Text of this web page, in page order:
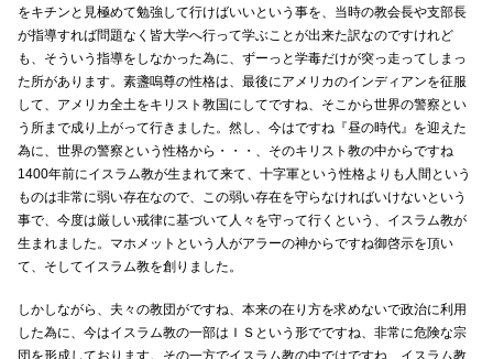
をキチンと見極めて勉強して行けばいいという事を、当時の教会長や支部長
が指導すれば問題なく皆大学へ行って学ぶことが出来た訳なのですけれど
も、そういう指導をしなかった為に、ずーっと学毒だけが突っ走ってしまっ
た所があります。素盞嗚尊の性格は、最後にアメリカのインディアンを征服
して、アメリカ全土をキリスト教国にしてですね、そこから世界の警察とい
う所まで成り上がって行きました。然し、今はですね『昼の時代』を迎えた
為に、世界の警察という性格から・・・、そのキリスト教の中からですね
1400年前にイスラム教が生まれて来て、十字軍という性格よりも人間という
ものは非常に弱い存在なので、この弱い存在を守らなければいけないという
事で、今度は厳しい戒律に基づいて人々を守って行くという、イスラム教が
生まれました。マホメットという人がアラーの神からですね御啓示を頂い
て、そしてイスラム教を創りました。
しかしながら、夫々の教団がですね、本来の在り方を求めないで政治に利用
した為に、今はイスラム教の一部はＩＳという形でですね、非常に危険な宗
団を形成しております。その一方でイスラム教の中ではですね、イスラム教